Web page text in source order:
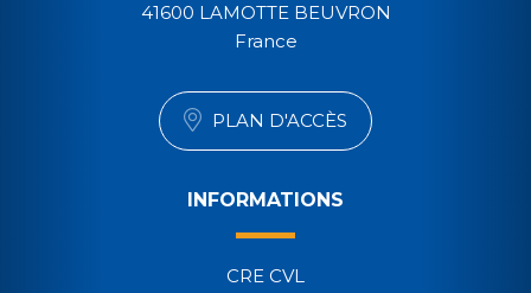
41600 LAMOTTE BEUVRON
France
PLAN D'ACCÈS
INFORMATIONS
CRE CVL